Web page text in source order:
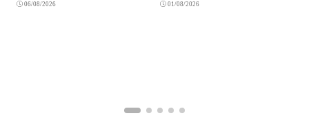
06/08/2026 01/08/2026